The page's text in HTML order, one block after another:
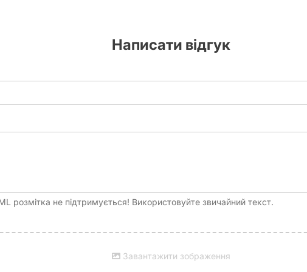
. Саме тому на joy.co.ua ви знайдете тільки якісні
Написати відгук
розмітка не підтримується! Використовуйте звичайний текст.
Завантажити зображення